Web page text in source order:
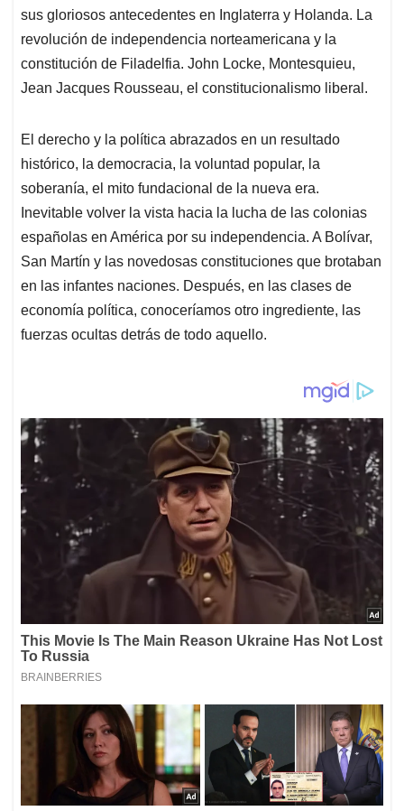
sus gloriosos antecedentes en Inglaterra y Holanda. La
revolución de independencia norteamericana y la
constitución de Filadelfia. John Locke, Montesquieu,
Jean Jacques Rousseau, el constitucionalismo liberal.
El derecho y la política abrazados en un resultado
histórico, la democracia, la voluntad popular, la
soberanía, el mito fundacional de la nueva era.
Inevitable volver la vista hacia la lucha de las colonias
españolas en América por su independencia. A Bolívar,
San Martín y las novedosas constituciones que brotaban
en las infantes naciones. Después, en las clases de
economía política, conoceríamos otro ingrediente, las
fuerzas ocultas detrás de todo aquello.